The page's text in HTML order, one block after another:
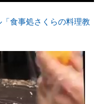
食事処さくらの料理教